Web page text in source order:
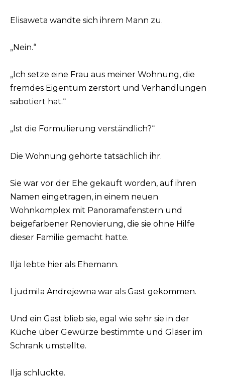
Elisaweta wandte sich ihrem Mann zu.
„Nein.“
„Ich setze eine Frau aus meiner Wohnung, die
fremdes Eigentum zerstört und Verhandlungen
sabotiert hat.“
„Ist die Formulierung verständlich?“
Die Wohnung gehörte tatsächlich ihr.
Sie war vor der Ehe gekauft worden, auf ihren
Namen eingetragen, in einem neuen
Wohnkomplex mit Panoramafenstern und
beigefarbener Renovierung, die sie ohne Hilfe
dieser Familie gemacht hatte.
Ilja lebte hier als Ehemann.
Ljudmila Andrejewna war als Gast gekommen.
Und ein Gast blieb sie, egal wie sehr sie in der
Küche über Gewürze bestimmte und Gläser im
Schrank umstellte.
Ilja schluckte.